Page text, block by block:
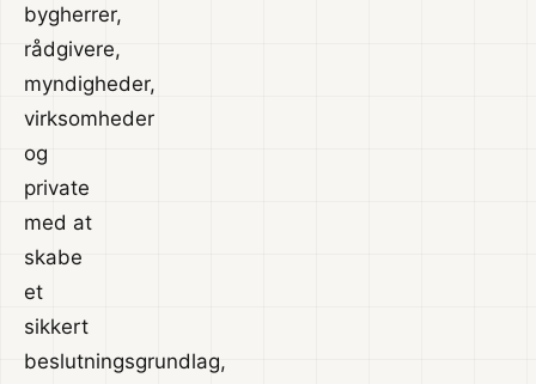
bygherrer,
rådgivere,
myndigheder,
virksomheder
og
private
med at
skabe
et
sikkert
beslutningsgrundlag,